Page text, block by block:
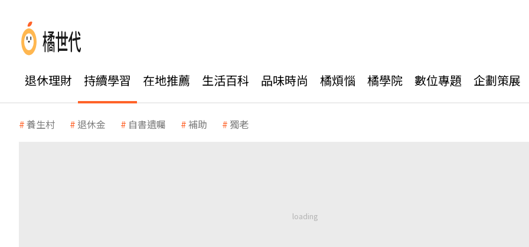
退休理財 持續學習 在地推薦 生活百科 品味時尚 橘煩惱 橘學院 數位專題 企劃策展
養生村 退休金 自書遺囑 補助 獨老